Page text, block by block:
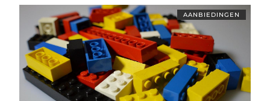
AANBIEDINGEN